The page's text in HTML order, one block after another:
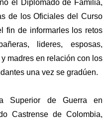
el Diplomado de Familia,
de los Oficiales del Curso
fin de informarles los retos
lideres, esposas,
madres en relación con los
una vez se gradúen.
Superior de Guerra en
Castrense de Colombia,